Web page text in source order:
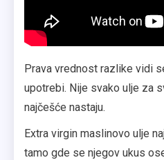
Prava vrednost razlike vidi
upotrebi. Nije svako ulje za
najčešće nastaju.
Extra virgin maslinovo ulje
tamo gde se njegov ukus